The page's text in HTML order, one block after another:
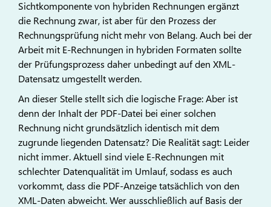
Sichtkomponente von hybriden Rechnungen ergänzt
die Rechnung zwar, ist aber für den Prozess der
Rechnungsprüfung nicht mehr von Belang. Auch bei der
Arbeit mit E-Rechnungen in hybriden Formaten sollte
der Prüfungsprozess daher unbedingt auf den XML-
Datensatz umgestellt werden.
An dieser Stelle stellt sich die logische Frage: Aber ist
denn der Inhalt der PDF-Datei bei einer solchen
Rechnung nicht grundsätzlich identisch mit dem
zugrunde liegenden Datensatz? Die Realität sagt: Leider
nicht immer. Aktuell sind viele E-Rechnungen mit
schlechter Datenqualität im Umlauf, sodass es auch
vorkommt, dass die PDF-Anzeige tatsächlich von den
XML-Daten abweicht. Wer ausschließlich auf Basis der